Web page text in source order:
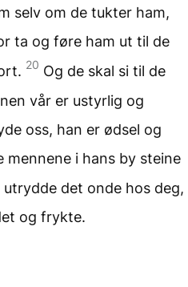
selv om de tukter ham,
ta og føre ham ut til de
20 Og de skal si til de
vår er ustyrlig og
oss, han er ødsel og
mennene i hans by steine
det onde hos deg,
og frykte.